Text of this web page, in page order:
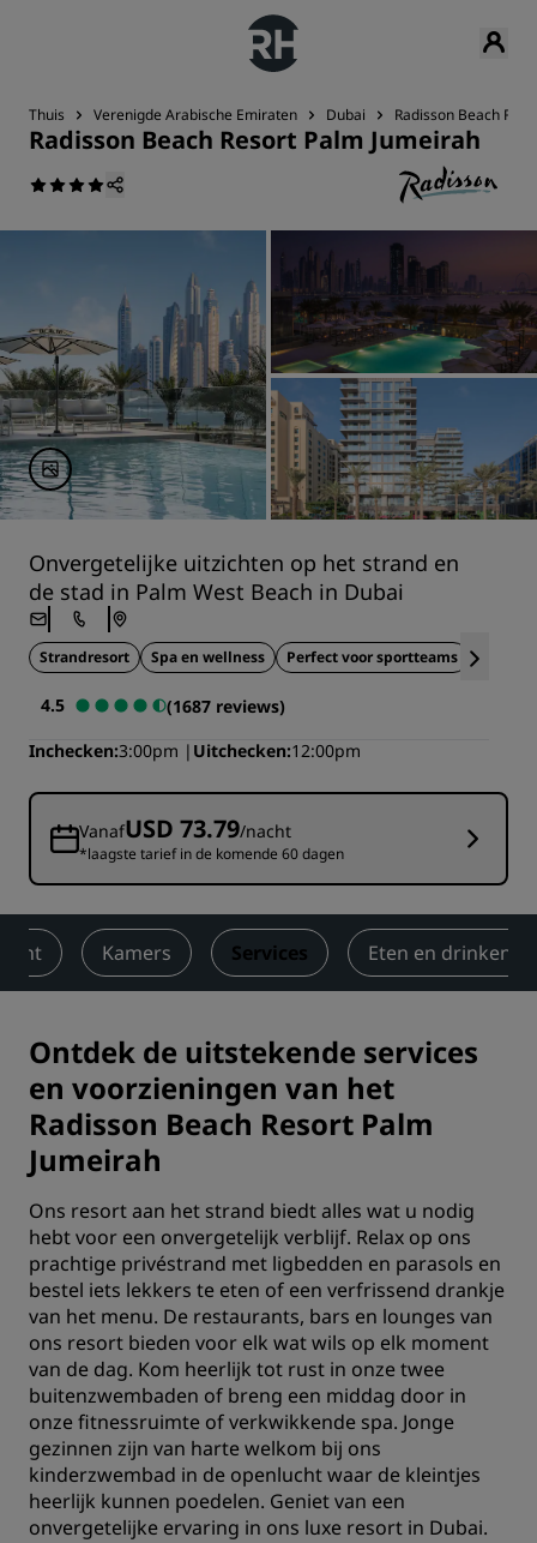
Thuis Verenigde Arabische Emiraten Dubai Radisson Beach
Radisson Beach Resort Palm Jumeirah
Onvergetelijke uitzichten op het strand en
de stad in Palm West Beach in Dubai
Strandresort Spa en wellness Perfect voor sportteams
4.5
(1687 reviews)
Inchecken 3:00pm Uitchecken 12:00pm
VanafUSD 73.79/nacht
*laagste tarief in de komende 60 dagen
Kamers Services Eten en drinken
Ontdek de uitstekende services
en voorzieningen van het
Radisson Beach Resort Palm
Jumeirah
Ons resort aan het strand biedt alles wat u nodig
hebt voor een onvergetelijk verblijf. Relax op ons
prachtige privéstrand met ligbedden en parasols en
bestel iets lekkers te eten of een verfrissend drankje
van het menu. De restaurants, bars en lounges van
ons resort bieden voor elk wat wils op elk moment
van de dag. Kom heerlijk tot rust in onze twee
buitenzwembaden of breng een middag door in
onze fitnessruimte of verkwikkende spa. Jonge
gezinnen zijn van harte welkom bij ons
kinderzwembad in de openlucht waar de kleintjes
heerlijk kunnen poedelen. Geniet van een
onvergetelijke ervaring in ons luxe resort in Dubai.